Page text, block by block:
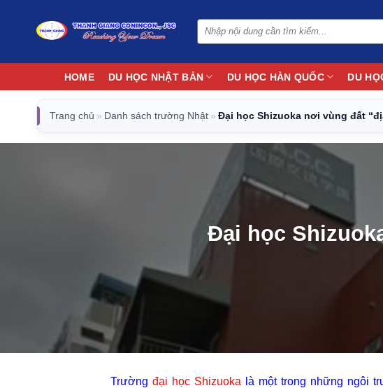
dung
HOME DU HỌC NHẬT BẢN DU HỌC HÀN QUỐC DU
Trang chủ » Danh sách trường Nhật » Đại học Shizuoka nơi vùng đất
Đại học
Trường đại học Shizuoka là một trong những ngôi